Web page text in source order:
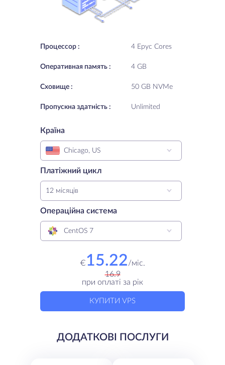
Процессор :
Oперативная память :
Cховище :
Пропускна здатність :
4 Epyc Cores
4 GB
50 GB NVMe
Unlimited
Країна
Chicago, US
Платіжний цикл
12 місяців
Операційна система
CentOS 7
€15.22/міс.
16.9
при оплаті за рік
КУПИТИ VPS
ДОДАТКОВІ ПОСЛУГИ